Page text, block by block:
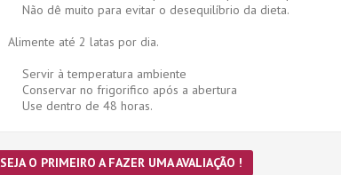
Não dê muito para evitar o desequilíbrio da dieta.
Alimente até 2 latas por dia.
Servir à temperatura ambiente
Conservar no frigorifico após a abertura
Use dentro de 48 horas.
SEJA O PRIMEIRO A FAZER UMA AVALIAÇÃO !